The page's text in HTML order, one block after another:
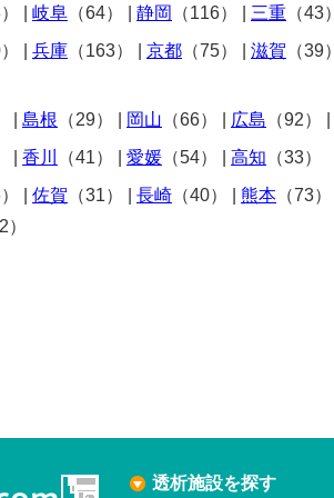
岐阜 （64） 静岡 （116） 三重 （43）
兵庫 （163） 京都 （75） 滋賀 （39）
島根 （29） 岡山 （66） 広島 （92）
香川 （41） 愛媛 （54） 高知 （33）
佐賀 （31） 長崎 （40） 熊本 （73）
）
透析施設を探す